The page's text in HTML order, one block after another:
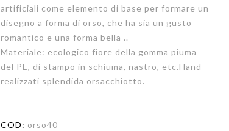
artificiali come elemento di base per formare un
disegno a forma di orso, che ha sia un gusto
romantico e una forma bella ..
Materiale: ecologico fiore della gomma piuma
del PE, di stampo in schiuma, nastro, etc.Hand
realizzati splendida orsacchiotto.
COD: orso40